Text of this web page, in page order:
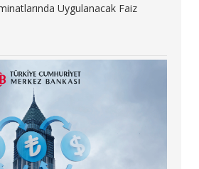
Uygulanacak Faiz